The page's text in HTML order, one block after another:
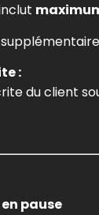
:
du client
en pause